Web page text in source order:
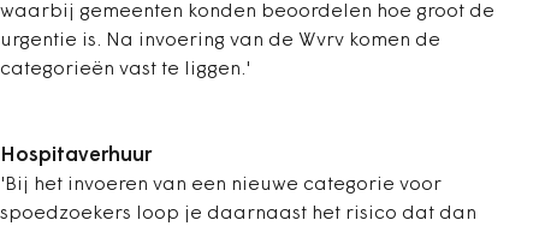
waarbij gemeenten konden beoordelen hoe groot de
urgentie is. Na invoering van de Wvrv komen de
categorieën vast te liggen.'
Hospitaverhuur
'Bij het invoeren van een nieuwe categorie voor
spoedzoekers loop je daarnaast het risico dat dan